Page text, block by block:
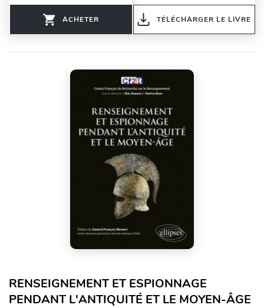
ACHETER TÉLÉCHARGER LE LIVRE
RENSEIGNEMENT ET ESPIONNAGE
PENDANT L'ANTIQUITÉ ET LE MOYEN-ÂGE